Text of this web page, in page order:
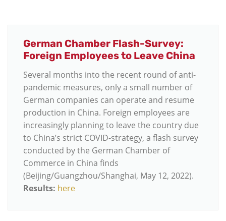
German Chamber Flash-Survey:
Foreign Employees to Leave China
Several months into the recent round of anti-
pandemic measures, only a small number of
German companies can operate and resume
production in China. Foreign employees are
increasingly planning to leave the country due
to China’s strict COVID-strategy, a flash survey
conducted by the German Chamber of
Commerce in China finds
(Beijing/Guangzhou/Shanghai, May 12, 2022).
Results: here